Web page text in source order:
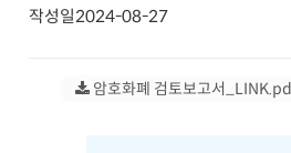
작성일2024-08-27
암호화폐 검토보고서